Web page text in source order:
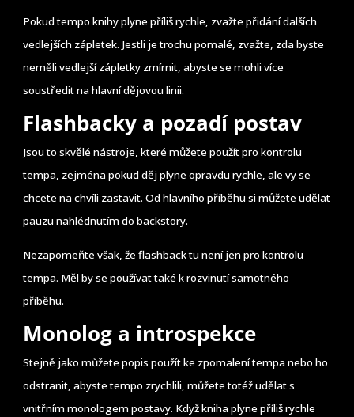
Pokud tempo knihy plyne příliš rychle, zvažte přidání dalších
vedlejších zápletek. Jestli je trochu pomalé, zvažte, zda byste
neměli vedlejší zápletky zmírnit, abyste se mohli více
soustředit na hlavní dějovou linii.
Flashbacky a pozadí postav
Jsou to skvělé nástroje, které můžete použít pro kontrolu
tempa, zejména pokud děj plyne opravdu rychle, ale vy se
chcete na chvíli zastavit. Od hlavního příběhu si můžete udělat
pauzu nahlédnutím do backstory.
Nezapomeňte však, že flashback tu není jen pro kontrolu
tempa. Měl by se používat také k rozvinutí samotného
příběhu.
Monolog a introspekce
Stejně jako můžete popis použít ke zpomalení tempa nebo ho
odstranit, abyste tempo zrychlili, můžete totéž udělat s
vnitřním monologem postavy. Když kniha plyne příliš rychle